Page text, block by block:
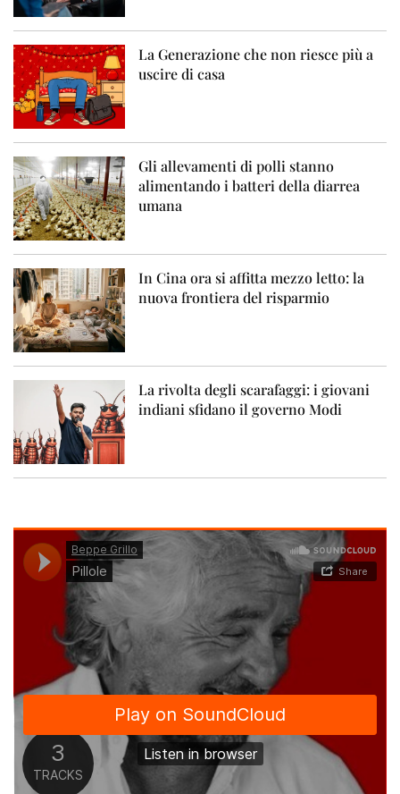
La Generazione che non riesce più a
uscire di casa
Gli allevamenti di polli stanno
alimentando i batteri della diarrea
umana
In Cina ora si affitta mezzo letto: la
nuova frontiera del risparmio
La rivolta degli scarafaggi: i giovani
indiani sfidano il governo Modi